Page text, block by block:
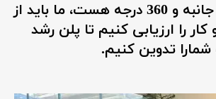
چون ارزیابی همه جانبه و 360 درجه هست، ما باید از
را ارزیابی کنیم تا پلن رشد
تدوین کنیم.